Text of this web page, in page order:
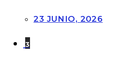
23 JUNIO, 2026
3